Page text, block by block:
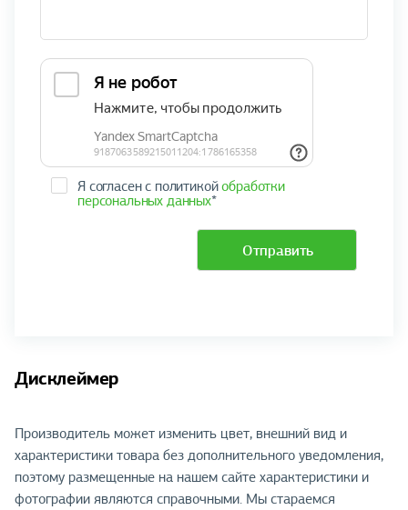
Я согласен с политикойобработки
персональных данных*
Отправить
Дисклеймер
Производитель может изменить цвет, внешний вид и
характеристики товара без дополнительного уведомления,
поэтому размещенные на нашем сайте характеристики и
фотографии являются справочными. Мы стараемся